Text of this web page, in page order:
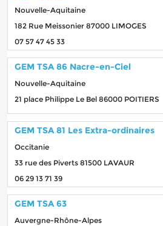
Nouvelle-Aquitaine
182 Rue Meissonier 87000 LIMOGES
07 57 47 45 33
GEM TSA 86 Nacre-en-Ciel
Nouvelle-Aquitaine
21 place Philippe Le Bel 86000 POITIERS
GEM TSA 81 Les Extra-ordinaires
Occitanie
33 rue des Piverts 81500 LAVAUR
06 29 13 71 39
GEM TSA 63
Auvergne-Rhône-Alpes